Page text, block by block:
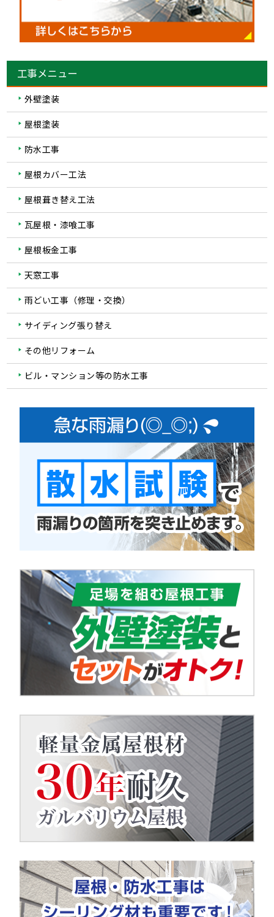
工事メニュー
外壁塗装
屋根塗装
防水工事
屋根カバー工法
屋根葺き替え工法
瓦屋根・漆喰工事
屋根板金工事
天窓工事
雨どい工事（修理・交換）
サイディング張り替え
その他リフォーム
ビル・マンション等の防水工事